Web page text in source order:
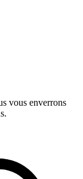
vous enverrons